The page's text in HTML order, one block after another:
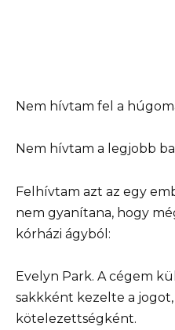
Nem hívtam fel a
Nem hívtam a legjobb
Felhívtam azt az egy
nem gyanítana, hogy
kórházi ágyból:
Evelyn Park. A cégem
sakkként kezelte a
kötelezettségként.